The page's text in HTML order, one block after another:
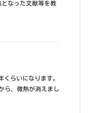
なった文献等を教
くらいになります。
ら、微熱が消えまし